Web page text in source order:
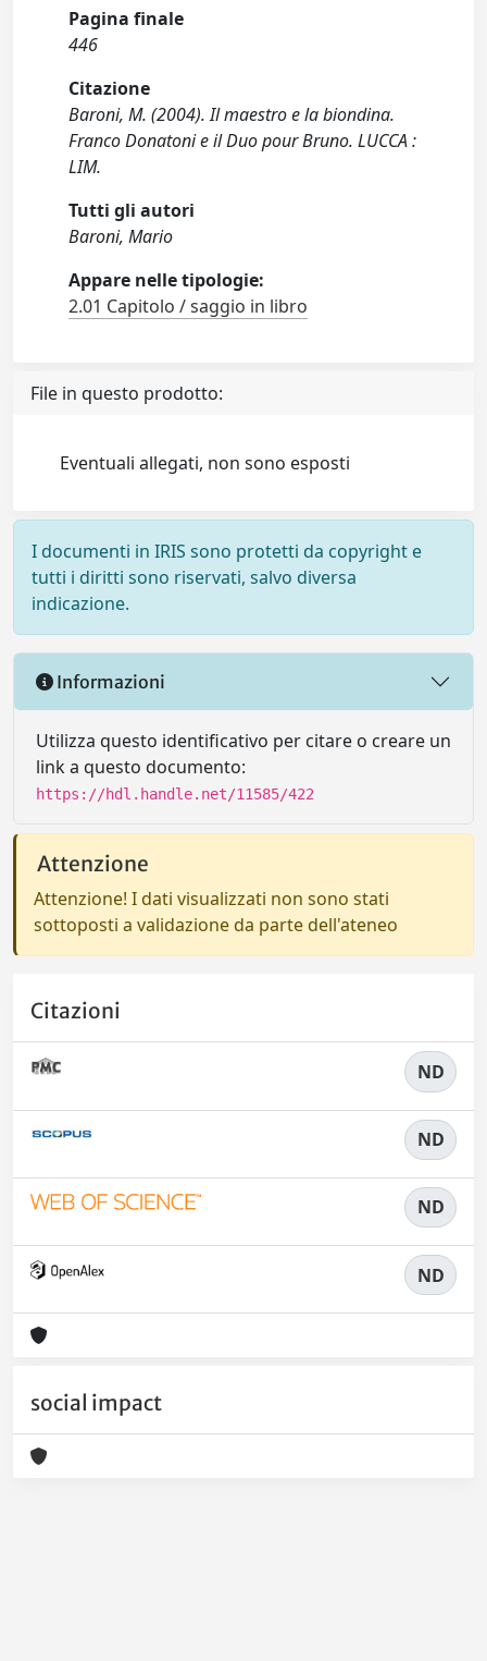
Pagina finale
446
Citazione
Baroni, M. (2004). Il maestro e la biondina.
Franco Donatoni e il Duo pour Bruno. LUCCA :
LIM.
Tutti gli autori
Baroni, Mario
Appare nelle tipologie:
2.01 Capitolo / saggio in libro
File in questo prodotto:
Eventuali allegati, non sono esposti
I documenti in IRIS sono protetti da copyright e
tutti i diritti sono riservati, salvo diversa
indicazione.
Informazioni
Utilizza questo identificativo per citare o creare un
link a questo documento:
https://hdl.handle.net/11585/422
Attenzione
Attenzione! I dati visualizzati non sono stati
sottoposti a validazione da parte dell'ateneo
Citazioni
ND
ND
ND
ND
social impact